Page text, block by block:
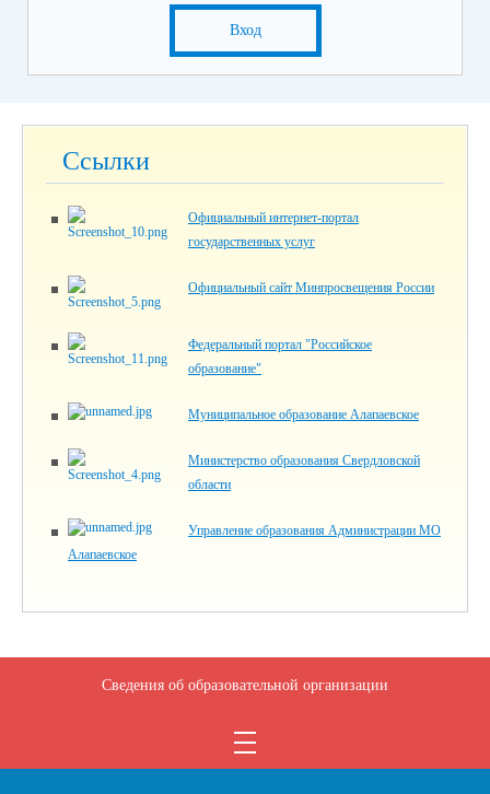
Вход
Ссылки
Официальный интернет-портал
государственных услуг
Официальный сайт Минпросвещения России
Федеральный портал "Российское
образование"
Муниципальное образование Алапаевское
Министерство образования Свердловской
области
Управление образования Администрации МО
Алапаевское
Сведения об образовательной организации